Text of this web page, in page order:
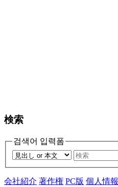
検索
검색어 입력폼
会社紹介 著作権 PC版 個人情報